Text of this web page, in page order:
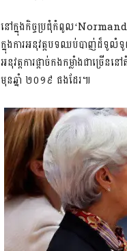
នៅក្នុងកិច្ចប្រជុំកំពូល‘Normandy
ក្នុងការអនុវត្តបទឈប់បាញ់ដ៏ទូលំ
អនុវត្តការផ្តាច់កងកម្លាំងជាច្រ
មុនឆ្នាំ ២០១៩ ផងដែរ៕